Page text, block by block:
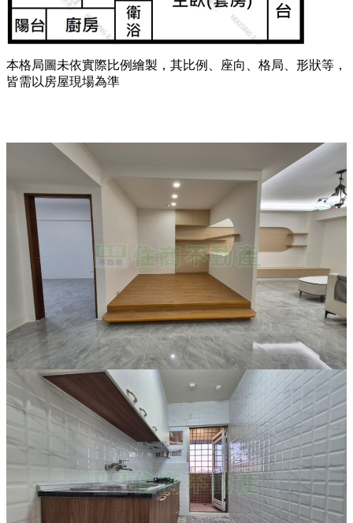
本格局圖未依實際比例繪製，其比例、座向、格局、形狀等，
皆需以房屋現場為準